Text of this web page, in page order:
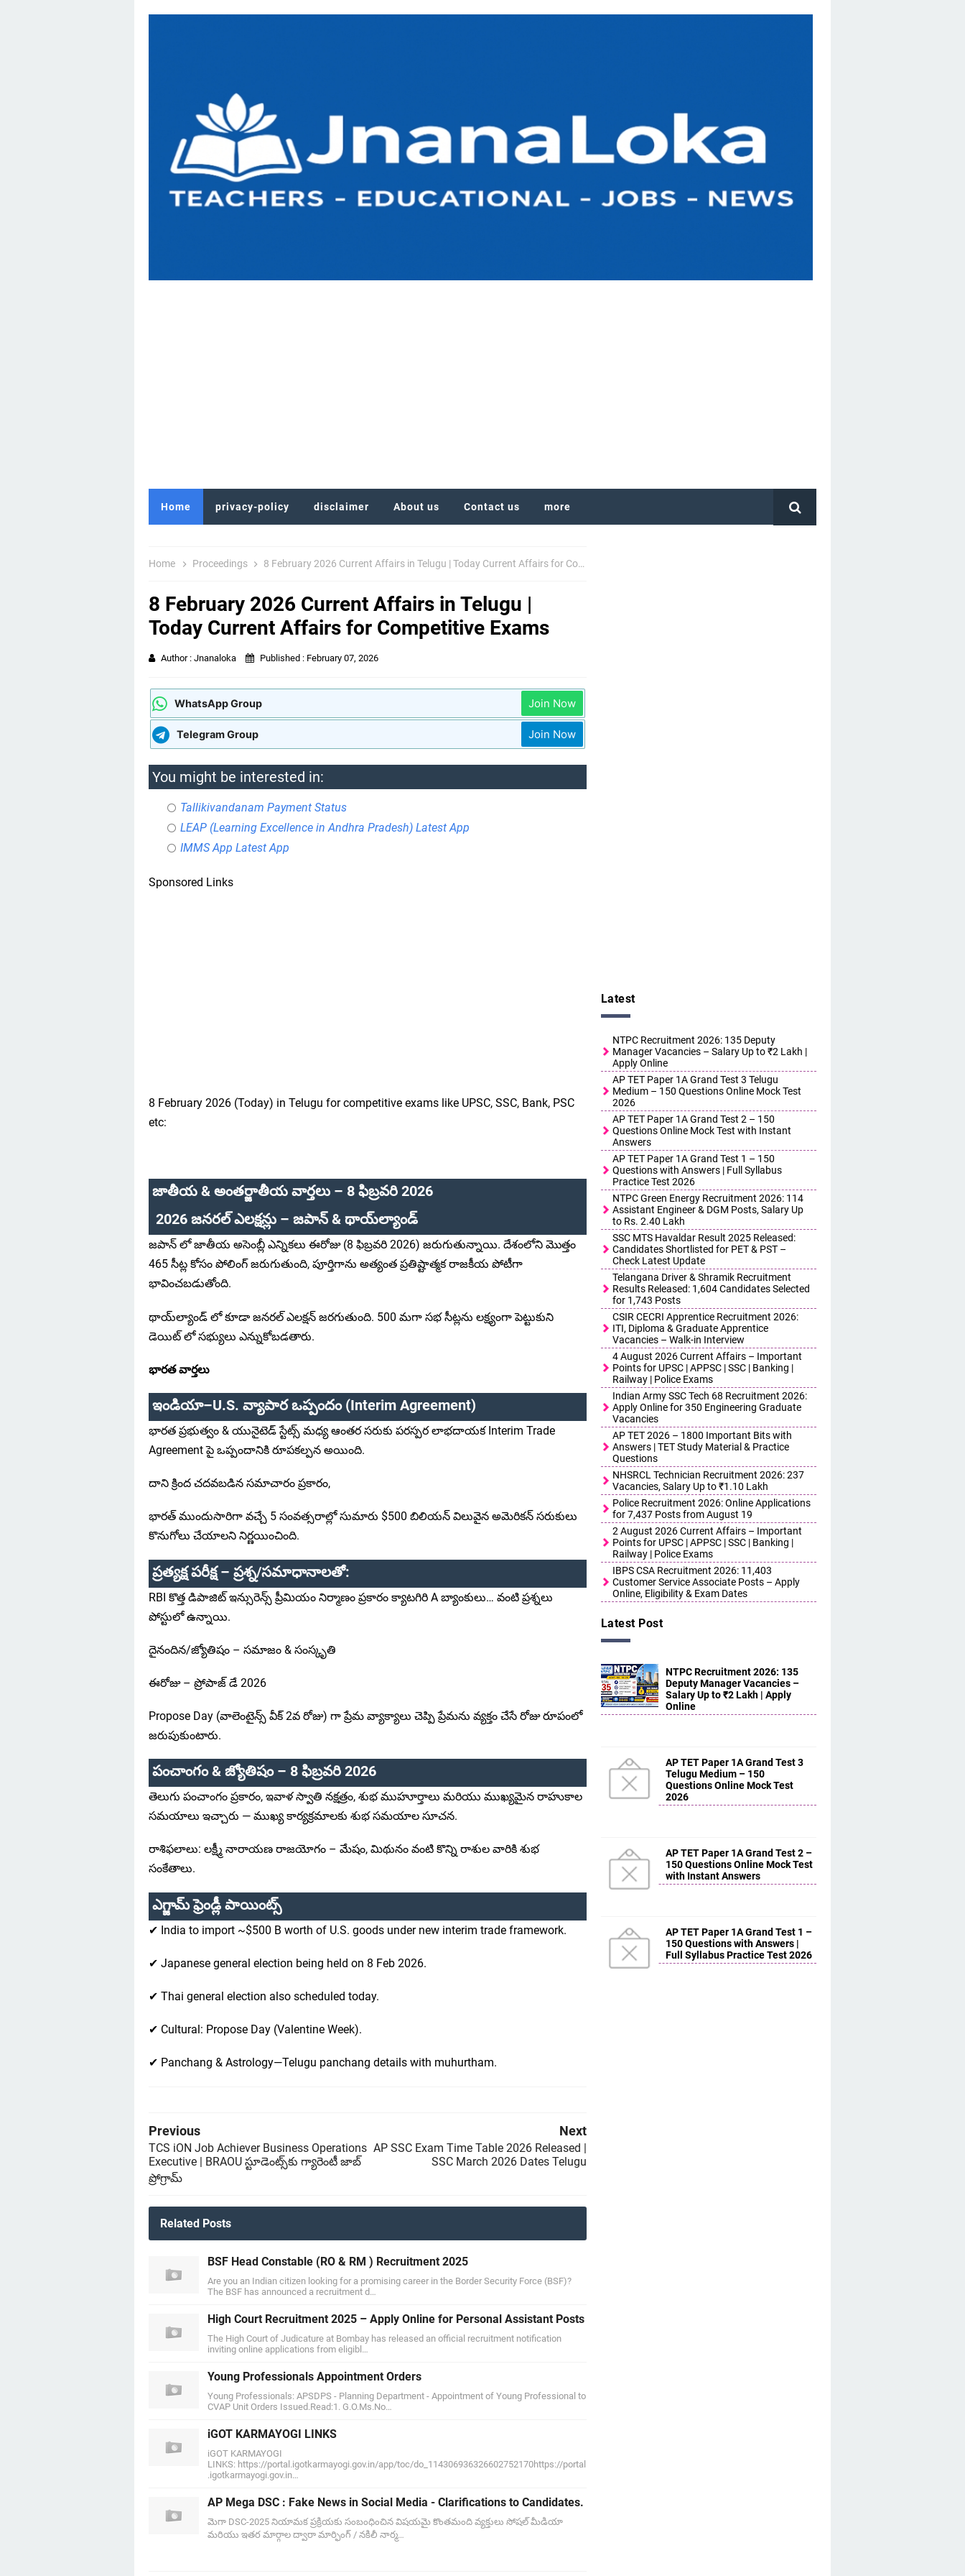
Home privacy-policy disclaimer About us Contact us more
Home Proceedings 8 February 2026 Current Affairs in Telugu | Today Current Affairs for Competitive Exams
8 February 2026 Current Affairs in Telugu |
Today Current Affairs for Competitive Exams
Author : Jnanaloka Published : February 07, 2026
WhatsApp Group Join Now
Telegram Group Join Now
You might be interested in:
Tallikivandanam Payment Status
LEAP (Learning Excellence in Andhra Pradesh) Latest App
IMMS App Latest App
Sponsored Links
8 February 2026 (Today) in Telugu for competitive exams like UPSC, SSC, Bank, PSC
etc:
జాతీయ & అంతర్జాతీయ వార్తలు – 8 ఫిబ్రవరి 2026
2026 జనరల్ ఎలక్షన్లు – జపాన్ & థాయ్‌ల్యాండ్
జపాన్ లో జాతీయ అసెంబ్లీ ఎన్నికలు ఈరోజు (8 ఫిబ్రవరి 2026) జరుగుతున్నాయి. దేశంలోని మొత్తం
465 సీట్ల కోసం పోలింగ్ జరుగుతుంది, పూర్తిగాను అత్యంత ప్రతిష్టాత్మక రాజకీయ పోటీగా
భావించబడుతోంది.
థాయ్‌ల్యాండ్ లో కూడా జనరల్ ఎలక్షన్ జరగుతుంది. 500 మగా సభ సీట్లను లక్ష్యంగా పెట్టుకుని
డెయిట్ లో సభ్యులు ఎన్నుకోబడతారు.
భారత వార్తలు
ఇండియా–U.S. వ్యాపార ఒప్పందం (Interim Agreement)
భారత ప్రభుత్వం & యునైటెడ్ స్టేట్స్ మధ్య ఆంతర సరుకు పరస్పర లాభదాయక Interim Trade
Agreement పై ఒప్పందానికి రూపకల్పన అయింది.
దాని క్రింద చదవబడిన సమాచారం ప్రకారం,
భారత్ ముందుసారిగా వచ్చే 5 సంవత్సరాల్లో సుమారు $500 బిలియన్ విలువైన అమెరికన్ సరుకులు
కొనుగోలు చేయాలని నిర్ణయించింది.
ప్రత్యక్ష పరీక్ష – ప్రశ్న/సమాధానాలతో:
RBI కొత్త డిపాజిట్ ఇన్సురెన్స్ ప్రీమియం నిర్మాణం ప్రకారం క్యాటగిరి A బ్యాంకులు… వంటి ప్రశ్నలు
పోస్టులో ఉన్నాయి.
దైనందిన/జ్యోతిషం – సమాజం & సంస్కృతి
ఈరోజు – ప్రోపాజ్ డే 2026
Propose Day (వాలెంటైన్స్ వీక్ 2వ రోజు) గా ప్రేమ వ్యాక్యాలు చెప్పి ప్రేమను వ్యక్తం చేసే రోజు రూపంలో
జరుపుకుంటారు.
పంచాంగం & జ్యోతిషం – 8 ఫిబ్రవరి 2026
తెలుగు పంచాంగం ప్రకారం, ఇవాళ స్వాతి నక్షత్రం, శుభ ముహూర్తాలు మరియు ముఖ్యమైన రాహుకాల
సమయాలు ఇచ్చారు — ముఖ్య కార్యక్రమాలకు శుభ సమయాల సూచన.
రాశిఫలాలు: లక్ష్మీ నారాయణ రాజయోగం – మేషం, మిథునం వంటి కొన్ని రాశుల వారికి శుభ
సంకేతాలు.
ఎగ్జామ్ ఫ్రెండ్లీ పాయింట్స్
✔ India to import ~$500 B worth of U.S. goods under new interim trade framework.
✔ Japanese general election being held on 8 Feb 2026.
✔ Thai general election also scheduled today.
✔ Cultural: Propose Day (Valentine Week).
✔ Panchang & Astrology—Telugu panchang details with muhurtham.
Previous
TCS iON Job Achiever Business Operations
Executive | BRAOU స్టూడెంట్స్‌కు గ్యారెంటీ జాబ్
ప్రోగ్రామ్
Next
AP SSC Exam Time Table 2026 Released |
SSC March 2026 Dates Telugu
Related Posts
BSF Head Constable (RO & RM ) Recruitment 2025
Are you an Indian citizen looking for a promising career in the Border Security Force (BSF)?
The BSF has announced a recruitment d…
High Court Recruitment 2025 – Apply Online for Personal Assistant Posts
The High Court of Judicature at Bombay has released an official recruitment notification
inviting online applications from eligibl…
Young Professionals Appointment Orders
Young Professionals: APSDPS - Planning Department - Appointment of Young Professional to
CVAP Unit Orders Issued.Read:1. G.O.Ms.No…
iGOT KARMAYOGI LINKS
iGOT KARMAYOGI
LINKS: https://portal.igotkarmayogi.gov.in/app/toc/do_114306936326602752170https://portal
.igotkarmayogi.gov.in…
AP Mega DSC : Fake News in Social Media - Clarifications to Candidates.
మెగా DSC-2025 నియామక ప్రక్రియకు సంబంధించిన విషయమై కొంతమంది వ్యక్తులు సోషల్ మీడియా
మరియు ఇతర మార్గాల ద్వారా మార్ఫింగ్ / నకిలీ నార్మ…
Latest
NTPC Recruitment 2026: 135 Deputy
Manager Vacancies – Salary Up to ₹2 Lakh |
Apply Online
AP TET Paper 1A Grand Test 3 Telugu
Medium – 150 Questions Online Mock Test
2026
AP TET Paper 1A Grand Test 2 – 150
Questions Online Mock Test with Instant
Answers
AP TET Paper 1A Grand Test 1 – 150
Questions with Answers | Full Syllabus
Practice Test 2026
NTPC Green Energy Recruitment 2026: 114
Assistant Engineer & DGM Posts, Salary Up
to Rs. 2.40 Lakh
SSC MTS Havaldar Result 2025 Released:
Candidates Shortlisted for PET & PST –
Check Latest Update
Telangana Driver & Shramik Recruitment
Results Released: 1,604 Candidates Selected
for 1,743 Posts
CSIR CECRI Apprentice Recruitment 2026:
ITI, Diploma & Graduate Apprentice
Vacancies – Walk-in Interview
4 August 2026 Current Affairs – Important
Points for UPSC | APPSC | SSC | Banking |
Railway | Police Exams
Indian Army SSC Tech 68 Recruitment 2026:
Apply Online for 350 Engineering Graduate
Vacancies
AP TET 2026 – 1800 Important Bits with
Answers | TET Study Material & Practice
Questions
NHSRCL Technician Recruitment 2026: 237
Vacancies, Salary Up to ₹1.10 Lakh
Police Recruitment 2026: Online Applications
for 7,437 Posts from August 19
2 August 2026 Current Affairs – Important
Points for UPSC | APPSC | SSC | Banking |
Railway | Police Exams
IBPS CSA Recruitment 2026: 11,403
Customer Service Associate Posts – Apply
Online, Eligibility & Exam Dates
Latest Post
NTPC Recruitment 2026: 135
Deputy Manager Vacancies –
Salary Up to ₹2 Lakh | Apply
Online
AP TET Paper 1A Grand Test 3
Telugu Medium – 150
Questions Online Mock Test
2026
AP TET Paper 1A Grand Test 2 –
150 Questions Online Mock Test
with Instant Answers
AP TET Paper 1A Grand Test 1 –
150 Questions with Answers |
Full Syllabus Practice Test 2026